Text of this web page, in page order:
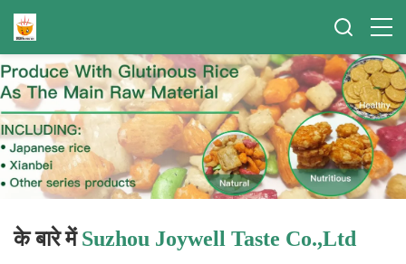
के बारे मेंSuzhou Joywell Taste Co.,Ltd